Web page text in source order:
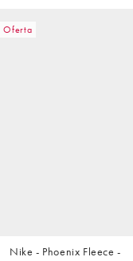
Oferta
Nike - Phoenix Fleece -